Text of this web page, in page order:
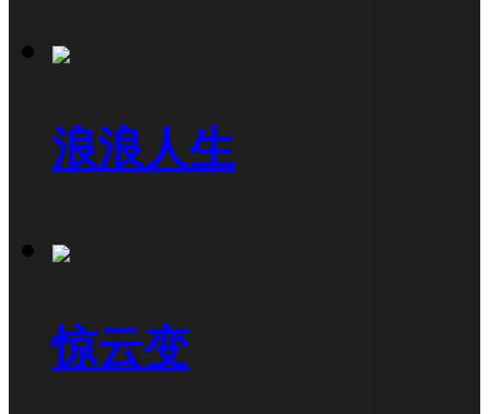
浪浪人生
惊云变